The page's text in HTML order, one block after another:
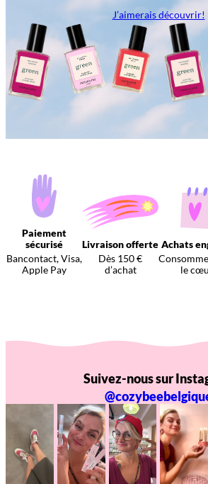
J’aimerais découvrir!
Paiement
sécurisé
Bancontact, Visa,
Apple Pay
Livraison offerte
Dès 150 €
d’achat
Achats
le
Suivez-nous sur